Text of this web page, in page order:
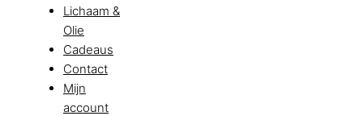
Lichaam &
Olie
Cadeaus
Contact
Mijn
account